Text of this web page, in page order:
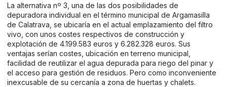
La alternativa nº 3, una de las dos posibilidades de
depuradora individual en el término municipal de Argamasilla
de Calatrava, se ubicaría en el actual emplazamiento del filtro
vivo, con unos costes respectivos de construcción y
explotación de 4.199.583 euros y 6.282.328 euros. Sus
ventajas serían costes, ubicación en terreno municipal,
facilidad de reutilizar el agua depurada para riego del pinar y
el acceso para gestión de residuos. Pero como inconveniente
inexcusable de su cercanía a zona de huertas y chalets.